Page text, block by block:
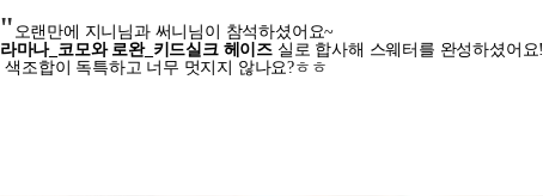
" 오랜만에 지니님과 써니님이 참석하셨어요~
라마나_코모와 로완_키드실크 헤이즈 실로 합사해 스웨터를 완성하셨어요!
색조합이 독특하고 너무 멋지지 않나요?ㅎㅎ